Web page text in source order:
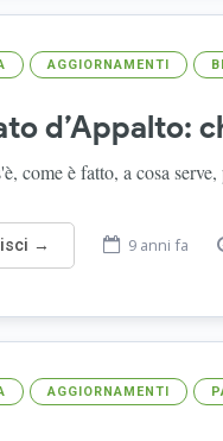
AGGIORNAMENTI
d’Appalto:
come è fatto, a cosa
→ 9 anni fa
AGGIORNAMENTI